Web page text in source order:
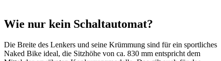
Wie nur kein Schaltautomat?
Die Breite des Lenkers und seine Krümmung sind für ein sportliches
Naked Bike ideal, die Sitzhöhe von ca. 830 mm entspricht dem